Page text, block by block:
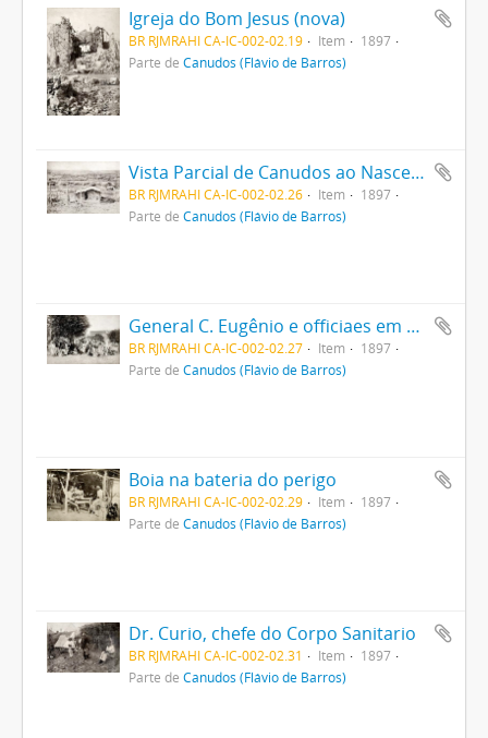
Igreja do Bom Jesus (nova)
BR RJMRAHI CA-IC-002-02.19 Item
1897
Parte de Canudos (Flávio de Barros)
Vista Parcial de Canudos ao Nascente e ao Sul
BR RJMRAHI CA-IC-002-02.26 Item
1897
Parte de Canudos (Flávio de Barros)
General C. Eugênio e officiaes em Queimadas
BR RJMRAHI CA-IC-002-02.27 Item
1897
Parte de Canudos (Flávio de Barros)
Boia na bateria do perigo
BR RJMRAHI CA-IC-002-02.29 Item
1897
Parte de Canudos (Flávio de Barros)
Dr. Curio, chefe do Corpo Sanitario
BR RJMRAHI CA-IC-002-02.31 Item
1897
Parte de Canudos (Flávio de Barros)